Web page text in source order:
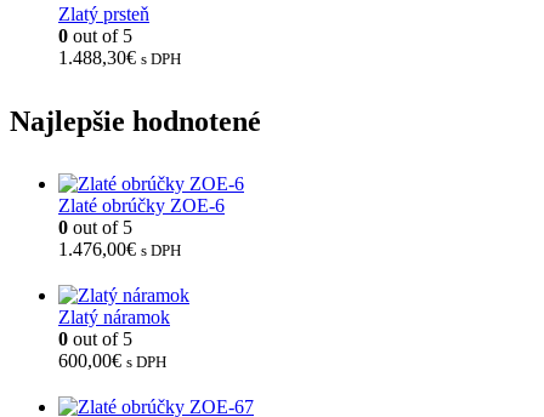
Zlatý prsteň
0 out of 5
1.488,30€ s DPH
Najlepšie hodnotené
Zlaté obrúčky ZOE-6
0 out of 5
1.476,00€ s DPH
Zlatý náramok
0 out of 5
600,00€ s DPH